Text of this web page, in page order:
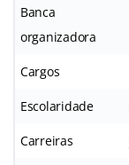
Banca
organizadora
Cargos
Escolaridade
Carreiras